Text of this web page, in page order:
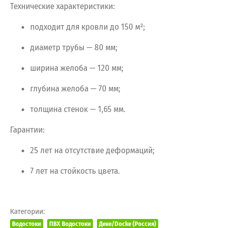
Техническиехарактеристики:
подходитдля кровли до 150 м²;
диаметр трубы — 80 мм;
ширинажелоба— 120 мм;
глубинажелоба— 70 мм;
толщина стенок— 1,65 мм.
Гарантии:
25 лет на отсутствиедеформаций;
7лет на стойкость цвета.
Категории:
Водостоки ПВХ Водостоки Деке/Docke (Россия)